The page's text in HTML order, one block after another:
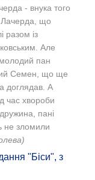
- внука того
що
разом із
Але
пан
Семен, що ще
доглядав. А
час хвороби
пані
не зломили
"Біси", з